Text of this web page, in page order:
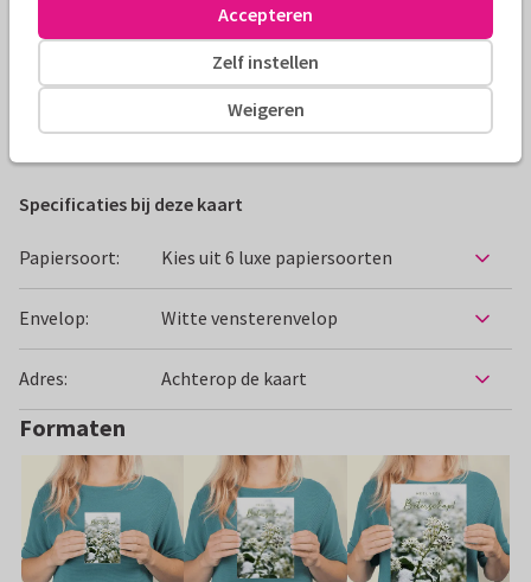
Alle kaarten zijn helemaal naar wens aan te passen
Beterschapskaarten ilse Man Vrouw Bloemen
Specificaties bij deze kaart
Papiersoort: Kies uit 6 luxe papiersoorten
Envelop: Witte vensterenvelop
Adres: Achterop de kaart
Formaten
Weigeren
Zelf instellen
Accepteren